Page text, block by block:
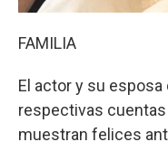
FAMILIA
El actor y su
respectivas cuentas
muestran felices